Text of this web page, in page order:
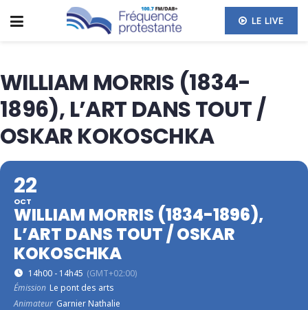
LE LIVE
WILLIAM MORRIS (1834-
1896), L’ART DANS TOUT /
OSKAR KOKOSCHKA
22
OCT
WILLIAM MORRIS (1834-1896),
L’ART DANS TOUT / OSKAR
KOKOSCHKA
14h00 - 14h45 (GMT+02:00)
Émission Le pont des arts
Animateur Garnier Nathalie